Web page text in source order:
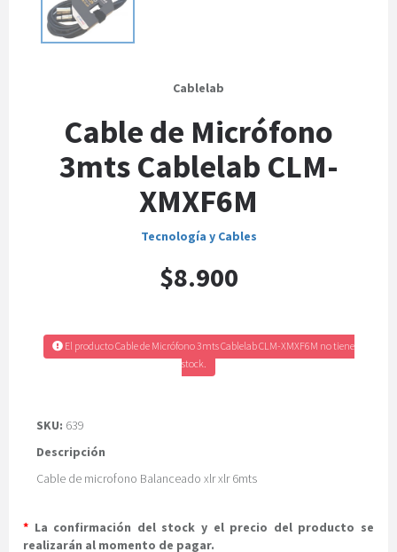
Cablelab
Cable de Micrófono
3mts Cablelab CLM-
XMXF6M
Tecnología y Cables
$8.900
El producto Cable de Micrófono 3mts Cablelab CLM-XMXF6M no tiene
stock.
SKU: 639
Descripción
Cable de microfono Balanceado xlr xlr 6mts
* La confirmación del stock y el precio del producto se
realizarán al momento de pagar.